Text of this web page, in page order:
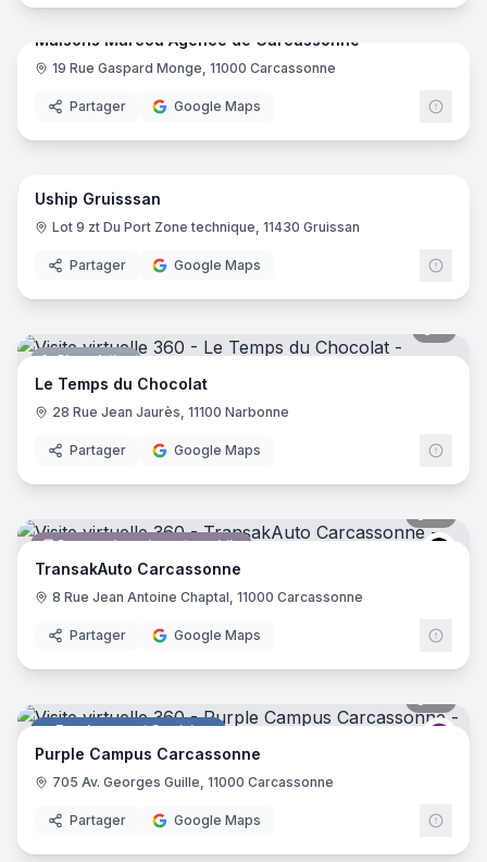
Entreprise de construction
Maisons Marcou Agence de Carcassonne
19 Rue Gaspard Monge, 11000 Carcassonne
Partager Google Maps
Concessionnaire de bateaux
7
Uship Gruisssan
Lot 9 zt Du Port Zone technique, 11430 Gruissan
Partager Google Maps
Chocolatier
Le Temps du Chocolat
28 Rue Jean Jaurès, 11100 Narbonne
Partager Google Maps
Concessionnaire automobile
TransakAuto Carcassonne
8 Rue Jean Antoine Chaptal, 11000 Carcassonne
Partager Google Maps
Enseignement Supérieur
Purple Campus Carcassonne
705 Av. Georges Guille, 11000 Carcassonne
Partager Google Maps